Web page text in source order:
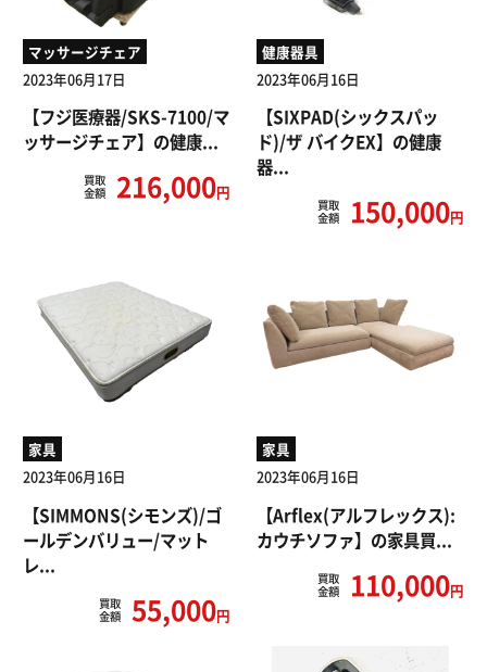
マッサージチェア
2023年06月17日
【フジ医療器/SKS-7100/マ
ッサージチェア】の健康...
買取
金額
216,000円
健康器具
2023年06月16日
【SIXPAD(シックスパッ
ド)/ザ バイクEX】の健康
器...
買取
金額
150,000円
家具
2023年06月16日
【SIMMONS(シモンズ)/ゴ
ールデンバリュー/マット
レ...
買取
金額
55,000円
家具
2023年06月16日
【Arflex(アルフレックス):
カウチソファ】の家具買...
買取
金額
110,000円